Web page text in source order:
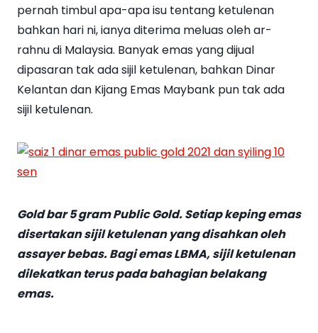
pernah timbul apa-apa isu tentang ketulenan
bahkan hari ni, ianya diterima meluas oleh ar-
rahnu di Malaysia. Banyak emas yang dijual
dipasaran tak ada sijil ketulenan, bahkan Dinar
Kelantan dan Kijang Emas Maybank pun tak ada
sijil ketulenan.
Gold bar 5 gram Public Gold. Setiap keping emas
disertakan sijil ketulenan yang disahkan oleh
assayer bebas. Bagi emas LBMA, sijil ketulenan
dilekatkan terus pada bahagian belakang
emas.